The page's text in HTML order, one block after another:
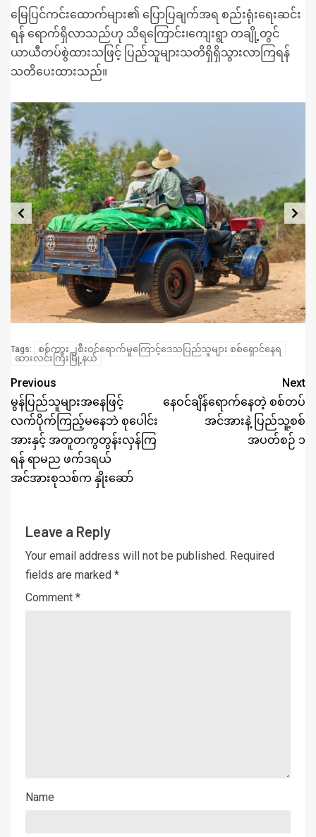
မြေပြင်ကင်းထောက်များ၏ ပြောပြချက်အရ စည်းရုံးရေးဆင်း
ရန် ရောက်ရှိလာသည်ဟု သိရကြောင်း၊ကျေးရွာ တချို့တွင်
ယာယီတပ်စွဲထားသဖြင့် ပြည်သူများသတိရှိရှိသွားလာကြရန်
သတိပေးထားသည်။
Tags:
စစ်ကား ၂စီးဝင်ရောက်မှုကြောင့်ဒေသပြည်သူများ စစ်ရှောင်နေရ
ဆားလင်းကြီးမြို့နယ်
Previous
မွန်ပြည်သူများအနေဖြင့်
လက်ပိုက်ကြည့်မနေဘဲ စုပေါင်း
အားနှင့် အတူတကွတွန်းလှန်ကြ
ရန် ရာမည ဖက်ဒရယ်
အင်အားစုသစ်က နှိုးဆော်
Next
နေဝင်ချိန်ရောက်နေတဲ့ စစ်တပ်
အင်အားနဲ့ ပြည်သူ့စစ်
အပတ်စဉ် ၁
Leave a Reply
Your email address will not be published. Required
fields are marked *
Comment *
Name